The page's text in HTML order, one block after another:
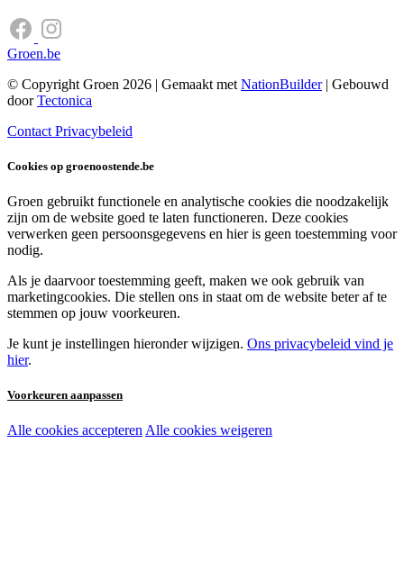
Groen.be
© Copyright Groen 2026 | Gemaakt met NationBuilder| Gebouwd
doorTectonica
Contact Privacybeleid
Cookies op groenoostende.be
Groen gebruikt functionele en analytische cookies die noodzakelijk
zijn om de website goed te laten functioneren. Deze cookies
verwerken geen persoonsgegevens en hier is geen toestemming voor
nodig.
Als je daarvoor toestemming geeft, maken we ook gebruik van
marketingcookies. Die stellen ons in staat om de website beter af te
stemmen op jouw voorkeuren.
Je kunt je instellingen hieronder wijzigen. Ons privacybeleid vind je
hier.
Voorkeuren aanpassen
Noodzakelijke cookies:
Alle cookies accepteren Alle cookies weigeren